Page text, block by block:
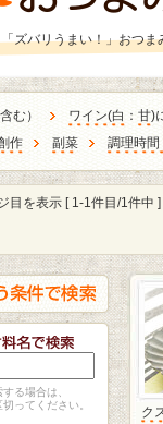
ズバリうまい！」おつま
む） ワイン(白 ： 甘)
作 副菜 調理時
目を表示 [ 1-1件目/1件中 ]
る場合は、
ってください。
ク